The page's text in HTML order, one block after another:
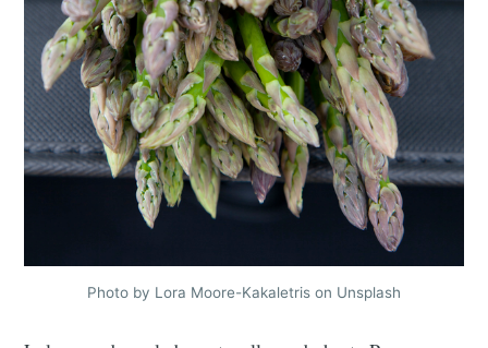
Photo by Lora Moore-Kakaletris on Unsplash
Subscribe